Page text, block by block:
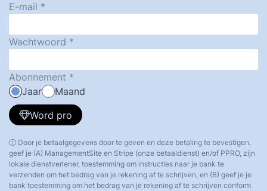
E-mail
Wachtwoord
Abonnement
Jaar
Maand
Word pro
Door je betaalgegevens door te geven en deze betaling te bevestigen,
geef je (A) ManagementSite en Stripe (onze betaaldienst) en/of PPRO, zijn
lokale dienstverlener, toestemming om instructies naar je bank te
verzenden om het bedrag van je rekening af te schrijven, en (B) geef je je
bank toestemming om het bedrag van je rekening af te schrijven conform